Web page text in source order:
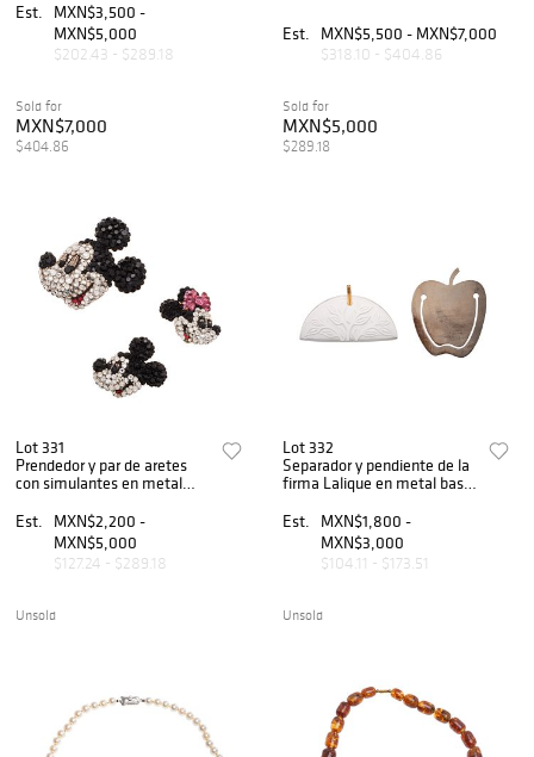
Est.
MXN$3,500 -
MXN$5,000
$202.43 - $289.18
Sold for
MXN$7,000
$404.86
Est.
MXN$5,500 - MXN$7,000
$318.10 - $404.86
Sold for
MXN$5,000
$289.18
Lot 331
Prendedor y par de aretes
con simulantes en metal
Wendy Gell Disney. Peso:
115.5 g.
Est.
MXN$2,200 -
MXN$5,000
$127.24 - $289.18
Unsold
Lot 332
Separador y pendiente de la
firma Lalique en metal base
g.
Est.
MXN$1,800 -
MXN$3,000
$104.11 - $173.51
Unsold